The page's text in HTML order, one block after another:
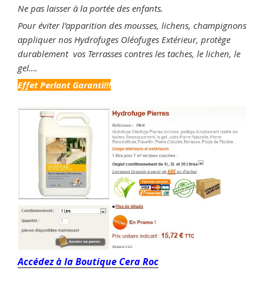
Ne pas laisser à la portée des enfants.
Pour éviter l’apparition des mousses, lichens, champignons
appliquer nos Hydrofuges Oléofuges Extérieur, protège
durablement vos Terrasses contres les taches, le lichen, le
gel….
Effet Perlant Garanti!!!
Accédez à la Boutique Cera Roc